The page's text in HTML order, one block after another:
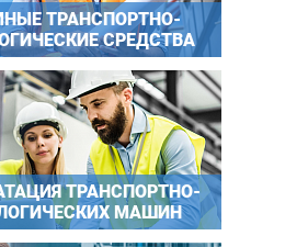
ТРАНСПОРТНО-
СРЕДСТВА
ТРАНСПОРТНО-
МАШИН